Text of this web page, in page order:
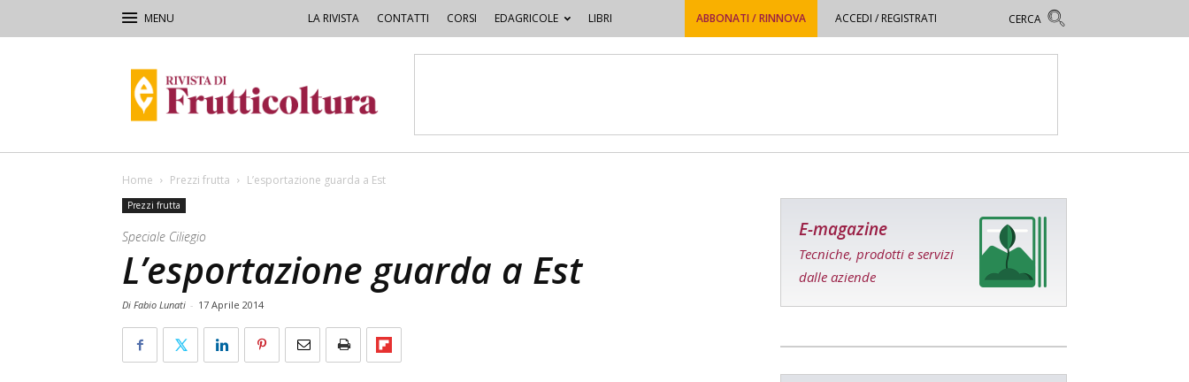
LA RIVISTA CONTATTI CORSI EDAGRICOLE LIBRI ABBONATI / RINNOVA ACCEDI / REGISTRATI
di
Frutticoltura
Home Prezzi frutta L’esportazione guarda a Est
Prezzi frutta
Speciale Ciliegio
L’esportazione guarda a Est
Di Fabio Lunati - 17 Aprile 2014
E-magazine
Tecniche, prodotti e servizi
dalle aziende